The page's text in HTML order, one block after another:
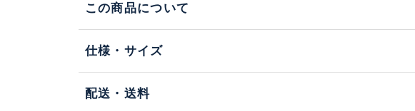
この商品について
仕様・サイズ
配送・送料